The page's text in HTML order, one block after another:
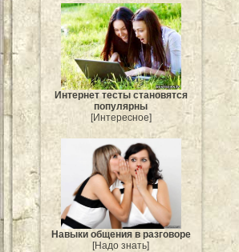
Интернет тесты становятся
популярны
[Интересное]
Навыки общения в разговоре
[Надо знать]